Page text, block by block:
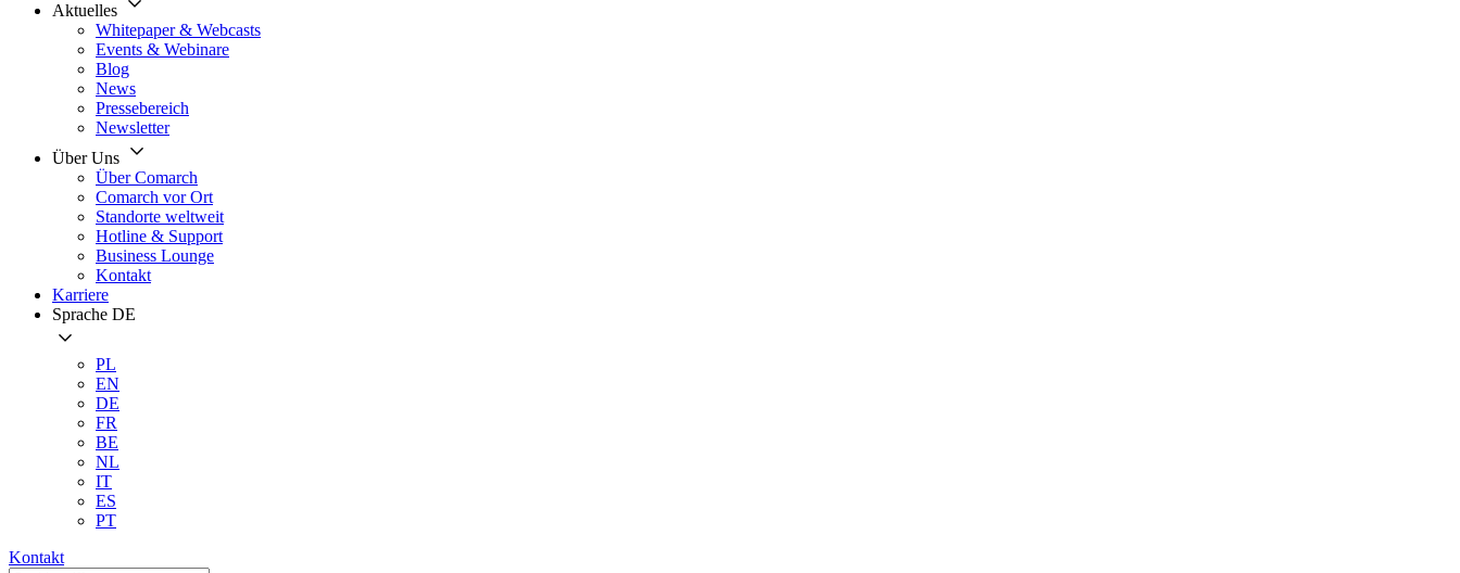
Aktuelles
Whitepaper & Webcasts
Events & Webinare
Blog
News
Pressebereich
Newsletter
Über Uns
Über Comarch
Comarch vor Ort
Standorte weltweit
Hotline & Support
Business Lounge
Kontakt
Karriere
Sprache DE
PL
EN
DE
FR
BE
NL
IT
ES
PT
Kontakt